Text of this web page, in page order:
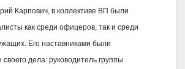
Карпович, в коллективе ВП были
как среди офицеров, так и среди
Его наставниками были
дела: руководитель группы